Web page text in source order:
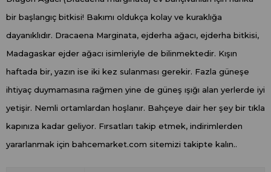
bir başlangıç ​​bitkisi! Bakımı oldukça kolay ve kuraklığa
dayanıklıdır. Dracaena Marginata, ejderha ağacı, ejderha bitkisi,
Madagaskar ejder ağacı isimleriyle de bilinmektedir. Kışın
haftada bir, yazın ise iki kez sulanması gerekir. Fazla güneşe
ihtiyaç duymamasına rağmen yine de güneş ışığı alan yerlerde iyi
yetişir. Nemli ortamlardan hoşlanır. Bahçeye dair her şey bir tıkla
kapınıza kadar geliyor. Fırsatları takip etmek, indirimlerden
yararlanmak için bahcemarket.com sitemizi takipte kalın..